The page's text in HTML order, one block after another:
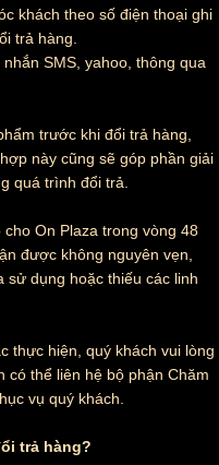
khách theo số điện thoại ghi
trả hàng.
SMS, yahoo, thông qua
trước khi đổi trả hàng,
này cũng sẽ góp phần giải
quá trình đổi trả.
On Plaza trong vòng 48
được không nguyên vẹn,
sử dụng hoặc thiếu các linh
thực hiện, quý khách vui lòng
có thể liên hệ bộ phận Chăm
vụ quý khách.
trả hàng?